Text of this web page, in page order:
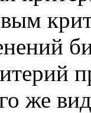
же